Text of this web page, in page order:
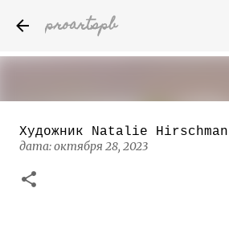
proartspb
Бумажные скульптуры
художника Келвина
дата:
Художник Natalie Hirschman
дата:октября 28, 2023